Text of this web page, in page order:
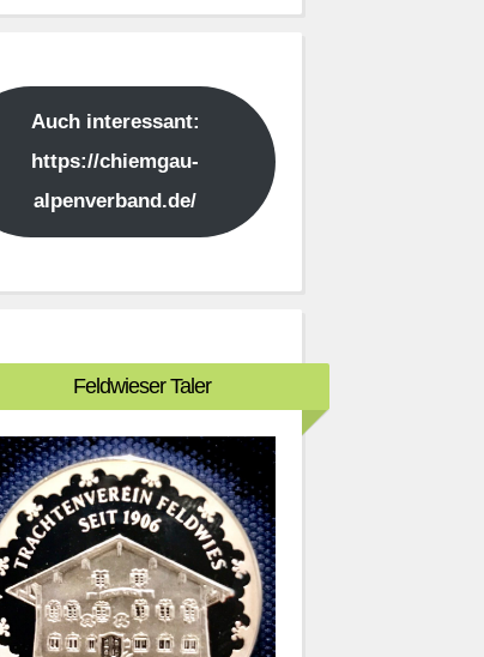
Auch interessant:
https://chiemgau-
alpenverband.de/
Feldwieser Taler